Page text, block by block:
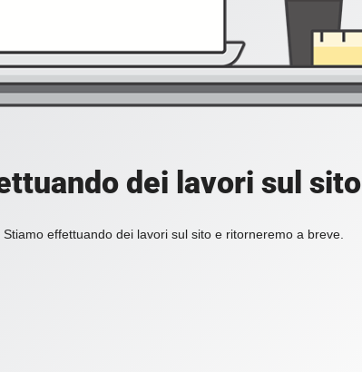
dei lavori sul sito
effettuando dei lavori sul sito e ritorneremo a breve.